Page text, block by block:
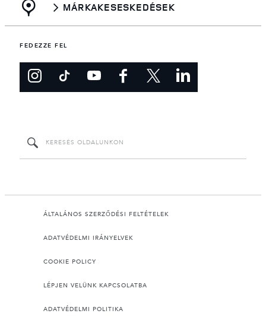
MÁRKAKESESKEDÉSEK
FEDEZZE FEL
ÁLTALÁNOS SZERZŐDÉSI FELTÉTELEK
ADATVÉDELMI IRÁNYELVEK
COOKIE POLICY
LÉPJEN VELÜNK KAPCSOLATBA
ADATVÉDELMI POLITIKA